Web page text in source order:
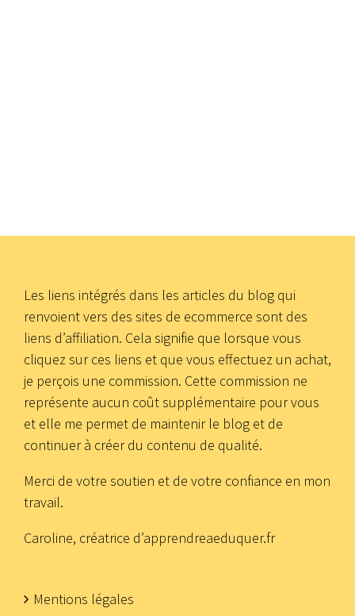
Les liens intégrés dans les articles du blog qui
renvoient vers des sites de ecommerce sont des
liens d’affiliation. Cela signifie que lorsque vous
cliquez sur ces liens et que vous effectuez un achat,
je perçois une commission. Cette commission ne
représente aucun coût supplémentaire pour vous
et elle me permet de maintenir le blog et de
continuer à créer du contenu de qualité.
Merci de votre soutien et de votre confiance en mon
travail.
Caroline, créatrice d’apprendreaeduquer.fr
Mentions légales